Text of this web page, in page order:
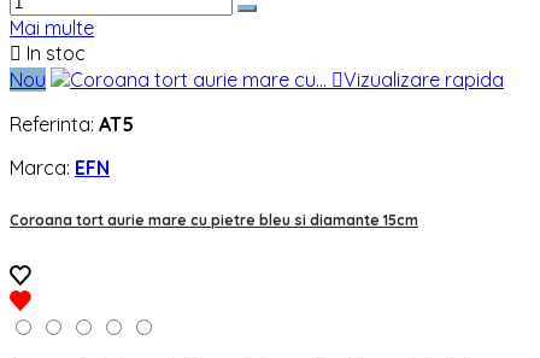
Mai multe
 In stoc
Nou
Vizualizare rapida
Referinta: AT5
Marca: EFN
Coroana tort aurie mare cu pietre bleu si diamante 15cm